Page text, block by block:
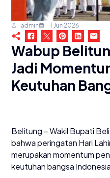
admin 1 Jun 2026
Wabup
Jadi
Keutuhan
Belitung – Wakil Bupati
bahwa peringatan Hari
merupakan momentum
keutuhan bangsa